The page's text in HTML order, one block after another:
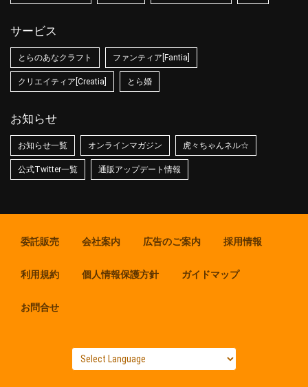
サービス
とらのあなクラフト ファンティア[Fantia]
クリエイティア[Creatia] とら婚
お知らせ
お知らせ一覧 オンラインマガジン 虎々ちゃんネル☆
公式Twitter一覧 通販アップデート情報
委託販売 会社案内 広告のご案内 採用情報
利用規約 個人情報保護方針 ガイドマップ
お問合せ